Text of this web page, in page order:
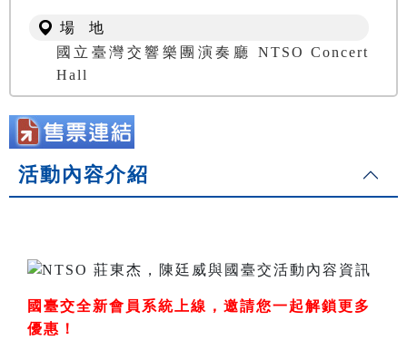
場 地
國立臺灣交響樂團演奏廳 NTSO Concert
Hall
活動內容介紹
國臺交全新會員系統上線，邀請您一起解鎖更多
優惠！